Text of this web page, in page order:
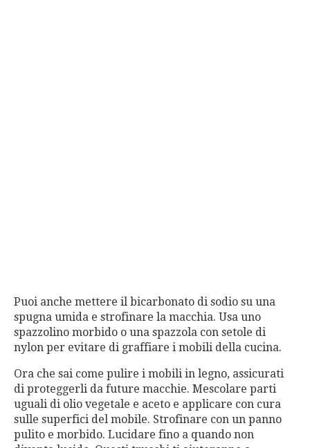
Puoi anche mettere il bicarbonato di sodio su una
spugna umida e strofinare la macchia. Usa uno
spazzolino morbido o una spazzola con setole di
nylon per evitare di graffiare i mobili della cucina.
Ora che sai come pulire i mobili in legno, assicurati
di proteggerli da future macchie. Mescolare parti
uguali di olio vegetale e aceto e applicare con cura
sulle superfici del mobile. Strofinare con un panno
pulito e morbido. Lucidare fino a quando non